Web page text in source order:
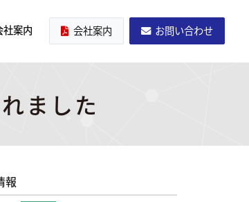
社案内 会社案内 お問い合わせ
ました
報